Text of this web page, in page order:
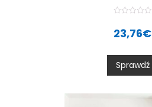
t
0
o
u
t
23,76€
Sprawdź